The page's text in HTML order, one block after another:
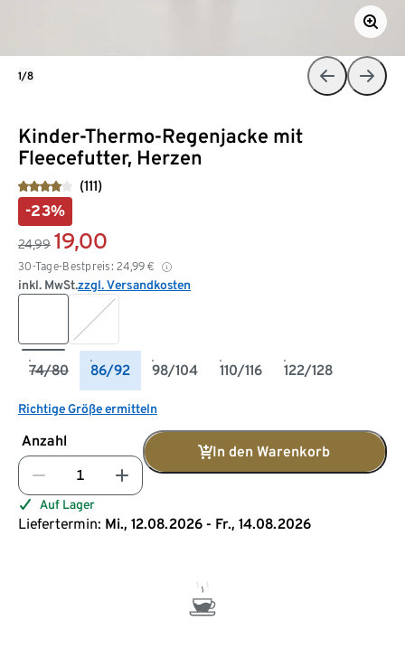
Kinder-Thermo-Regenjacke mit
Fleecefutter, Herzen
(111)
-23%
24,99 19,00
30-Tage-Bestpreis: 24,99 €
inkl. MwSt.zzgl. Versandkosten
74/80 86/92 98/104 110/116 122/128
Richtige Größe ermitteln
Anzahl
In den Warenkorb
Auf Lager
Liefertermin: Mi., 12.08.2026 - Fr., 14.08.2026
1/8